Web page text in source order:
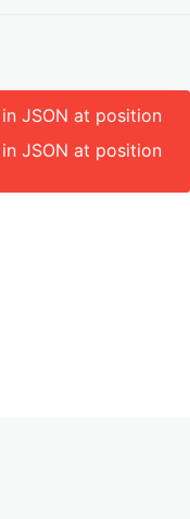
JSON at position
JSON at position